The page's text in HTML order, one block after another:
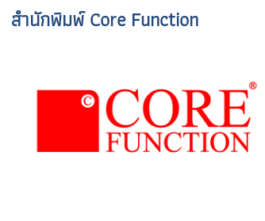
สำนักพิมพ์ Core Function